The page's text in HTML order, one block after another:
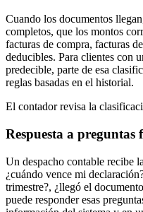
Cuando los documentos
completos, que los montos
facturas de compra, facturas
deducibles. Para clientes con
predecible, parte de esa
reglas basadas en el historial.
El contador revisa la
Respuesta a preguntas
Un despacho contable recibe
¿cuándo vence mi
trimestre?, ¿llegó el
puede responder esas